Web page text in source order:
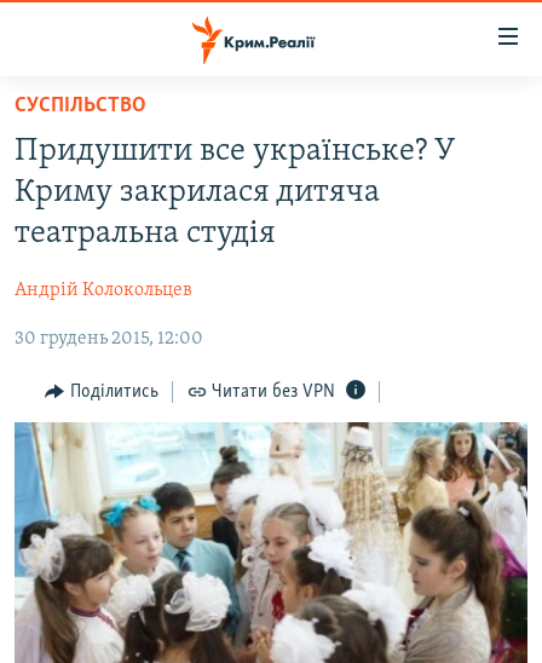
Перейти
основного
матеріалу
Перейти
до
основної
навігації
Перейти
пошуку
ВОДА.КРИМ
ВІДЕО ТА ФОТО
БЛОГИ
ПОГЛЯД
ІНТЕРВ'Ю
ВСЕ ЗА ДЕНЬ
СПЕЦПРОЕКТИ
ДЕПОРТАЦІЯ
ВІДЕОУРОКИ «ELIFBE»
СВІДЧЕННЯ ОКУПАЦІЇ
УКРАЇНСЬКА ПРОБЛЕМА КРИМУ
ЯК ОБІЙТИ БЛОКУВАННЯ
Русский
Qırımtatar
СУСПІЛЬСТВО
Придушити все українське? У
Криму закрилася дитяча
театральна студія
Андрій Колокольцев
30 грудень 2015, 12:00
Поділитись Читати без VPN